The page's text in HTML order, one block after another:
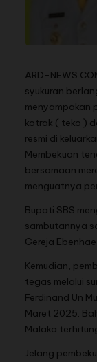
ARD-
syukuran
menyampakan
kotrak ( teko )
resmi di
Membekuan
bersamaan
menguatnya
Bupati SBS
sambutannya
Gereja
Kemudian,
tegas melalui
Ferdinand Un
Maret 2025.
Malaka
Jelang